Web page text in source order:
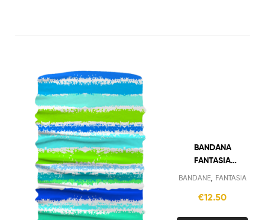
BANDANA
FANTASIA
STRISCE
BANDANE, FANTASIA
€12.50